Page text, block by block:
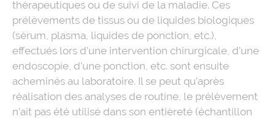
thérapeutiques ou de suivi de la maladie. Ces
prélèvements de tissus ou de liquides biologiques
(sérum, plasma, liquides de ponction, etc.),
effectués lors d’une intervention chirurgicale, d’une
endoscopie, d’une ponction, etc. sont ensuite
acheminés au laboratoire. Il se peut qu’après
réalisation des analyses de routine, le prélèvement
n’ait pas été utilisé dans son entièreté (échantillon